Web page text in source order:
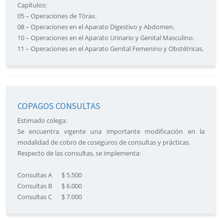
Capítulos:
05 – Operaciones de Tórax.
08 – Operaciones en el Aparato Digestivo y Abdomen.
10 – Operaciones en el Aparato Urinario y Genital Masculino.
11 – Operaciones en el Aparato Genital Femenino y Obstétricas.
COPAGOS CONSULTAS
Estimado colega:
Se encuentra vigente una importante modificación en la
modalidad de cobro de coseguros de consultas y prácticas.
Respecto de las consultas, se implementa:
Consultas A $ 5.500
Consultas B $ 6.000
Consultas C $ 7.000